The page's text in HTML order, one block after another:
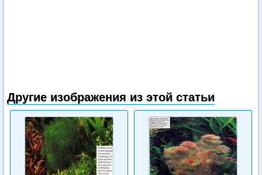
Другие изображения из этой статьи